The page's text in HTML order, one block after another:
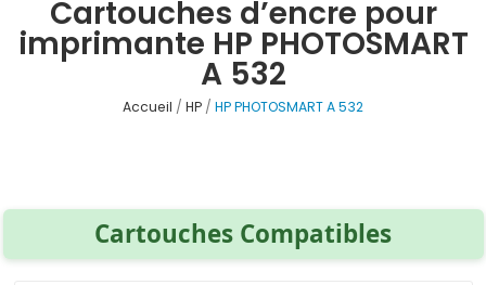
Cartouches d’encre pour
imprimante HP PHOTOSMART
A 532
Accueil HP HP PHOTOSMART A 532
Cartouches Compatibles